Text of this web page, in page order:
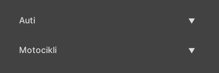
Auti
Motocikli